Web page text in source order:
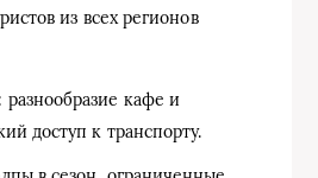
из всех регионов
кафе и
доступ к транспорту.